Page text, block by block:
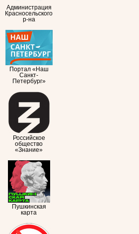
Администрация
Красносельского
р-на
Портал «Наш
Санкт-
Петербург»
Российское
общество
«Знание»
Пушкинская
карта